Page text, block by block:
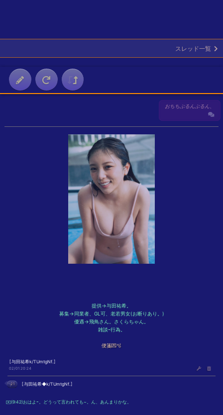
スレッド一覧
おちちぶるんぶるん、
提供→与田祐希。
募集→同業者、GL可、老若男女(お断りあり。)
優遇→飛鳥さん。さくらちゃん。
雑談ｰ行為。
便箋💌🫧
【与田祐希k/TUmtgNf. 】
02/01 20:24
21 【与田祐希◆k/TUmtgNf.】
✉️(9:42)おはよｰ。どうって言われても~。ん、あんまりかな。